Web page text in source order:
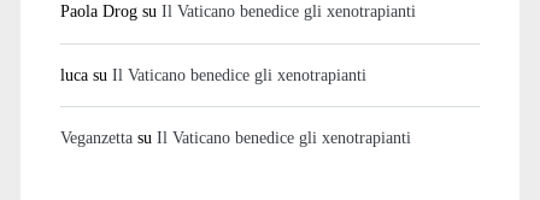
Paola Drogsu Il Vaticano benedice gli xenotrapianti
lucasu Il Vaticano benedice gli xenotrapianti
Veganzettasu Il Vaticano benedice gli xenotrapianti